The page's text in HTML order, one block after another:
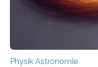
Energie in
ausgedrückt, Wärme in
quantenmechanischen
Physik Astronomie